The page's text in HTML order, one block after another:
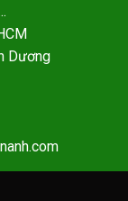
Dương